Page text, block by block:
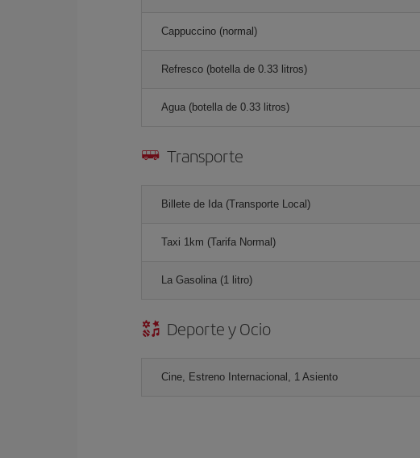
Cappuccino (normal)
Refresco (botella de 0.33 litros)
Agua (botella de 0.33 litros)
Transporte
Billete de Ida (Transporte Local)
Taxi 1km (Tarifa Normal)
La Gasolina (1 litro)
Deporte y Ocio
Cine, Estreno Internacional, 1 Asiento